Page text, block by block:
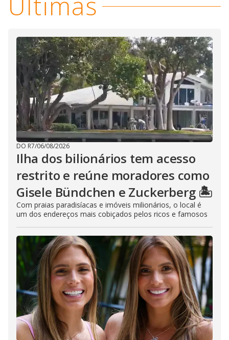
DO R7/06/08/2026
Ilha dos bilionários tem acesso
restrito e reúne moradores como
Gisele Bündchen e Zuckerberg 🏝️
Com praias paradisíacas e imóveis milionários, o local é
um dos endereços mais cobiçados pelos ricos e famosos